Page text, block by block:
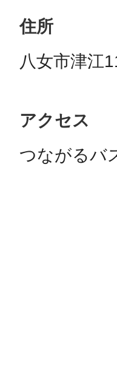
住所
八女市津江
アクセス
つながるバ